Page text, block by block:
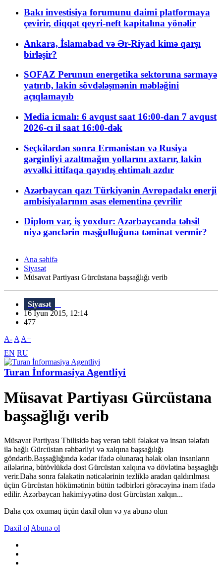
Bakı investisiya forumunu daimi platformaya
çevirir, diqqət qeyri-neft kapitalına yönəlir
Ankara, İslamabad və Ər-Riyad kimə qarşı
birləşir?
SOFAZ Perunun energetika sektoruna sərmayə
yatırıb, lakin sövdələşmənin məbləğini
açıqlamayıb
Media icmalı: 6 avqust saat 16:00-dan 7 avqust
2026-cı il saat 16:00-dək
Seçkilərdən sonra Ermənistan və Rusiya
gərginliyi azaltmağın yollarını axtarır, lakin
əvvəlki ittifaqa qayıdış ehtimalı azdır
Azərbaycan qazı Türkiyənin Avropadakı enerji
ambisiyalarının əsas elementinə çevrilir
Diplom var, iş yoxdur: Azərbaycanda təhsil
niyə gənclərin məşğulluğuna təminat vermir?
Ana səhifə
Siyasət
Müsavat Partiyası Gürcüstana başsağlığı verib
Siyasət
16 İyun 2015, 12:14
477
A- A A+
EN RU
Turan İnformasiya Agentliyi
Müsavat Partiyası Gürcüstana
başsağlığı verib
Müsavat Partiyası Tbilisidə baş verən təbii fəlakət və insan tələfatı
ilə bağlı Gürcüstan rəhbərliyi və xalqına başsağılığı
göndərib.Başsağlığında kədər ifadə olunaraq həlak olan insanların
ailələrinə, bütövlükdə dost Gürcüstan xalqına və dövlətinə başsaglığı
verir.Daha sonra fəlakətin nəticələrinin tezliklə aradan qaldırılması
üçün Gürcüstan hökümətinin bütün tədbirləri görəcəyinə inam ifadə
edilir. Azərbaycan hakimiyyətinə dost Gürcüstan xalqın...
Daha çox oxumaq üçün daxil olun və ya abunə olun
Daxil ol Abunə ol